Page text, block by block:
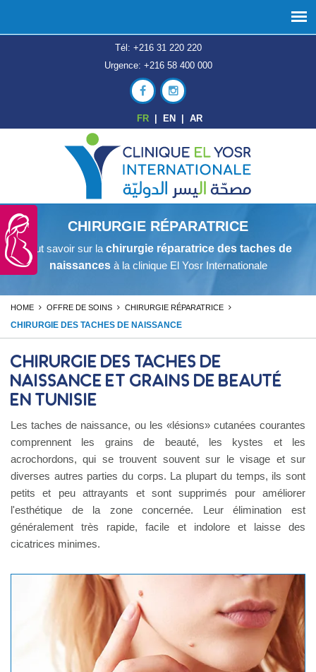
Tél: +216 31 220 220
Urgence: +216 58 400 000
AR
EN
FR
CHIRURGIE RÉPARATRICE
Tout savoir sur la chirurgie réparatrice des taches de
naissancesà la clinique El Yosr Internationale
HOME OFFRE DE SOINS CHIRURGIE RÉPARATRICE
CHIRURGIE DES TACHES DE NAISSANCE
Chirurgie des taches de
naissance et grains de beauté
en Tunisie
Les taches de naissance, ou les «lésions» cutanées courantes
comprennent les grains de beauté, les kystes et les
acrochordons, qui se trouvent souvent sur le visage et sur
diverses autres parties du corps. La plupart du temps, ils sont
petits et peu attrayants et sont supprimés pour améliorer
l'esthétique de la zone concernée. Leur élimination est
généralement très rapide, facile et indolore et laisse des
cicatrices minimes.